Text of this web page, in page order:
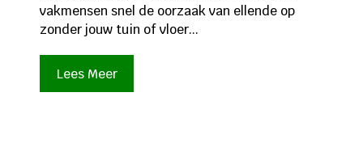
vakmensen snel de oorzaak van ellende op
zonder jouw tuin of vloer...
Lees Meer